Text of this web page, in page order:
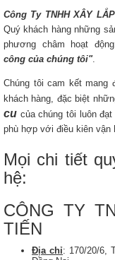
Công Ty TNHH XÂY
Quý khách hàng những
phương châm hoạt
công của chúng tôi".
Chúng tôi cam kết mang
khách hàng, đặc biệt
cu của chúng tôi luôn
phù hợp với điều kiên vận
Mọi chi tiết
hệ:
CÔNG TY
TIẾN
Địa chỉ: 170/20/6,